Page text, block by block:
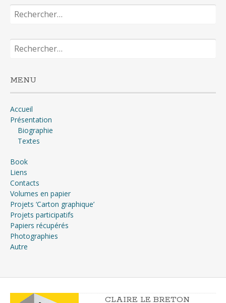
MENU
Accueil
Présentation
Biographie
Textes
Book
Liens
Contacts
Volumes en papier
Projets ‘Carton graphique’
Projets participatifs
Papiers récupérés
Photographies
Autre
CLAIRE LE BRETON